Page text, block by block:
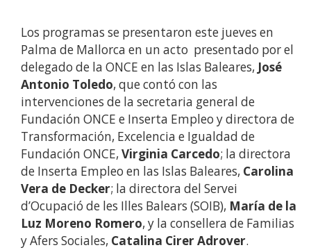
Los programas se presentaron este jueves en
Palma de Mallorca en un acto presentado por el
delegado de la ONCE en las Islas Baleares, José
Antonio Toledo, que contó con las
intervenciones de la secretaria general de
Fundación ONCE e Inserta Empleo y directora de
Transformación, Excelencia e Igualdad de
Fundación ONCE, Virginia Carcedo; la directora
de Inserta Empleo en las Islas Baleares, Carolina
Vera de Decker; la directora del Servei
d’Ocupació de les Illes Balears (SOIB), María de la
Luz Moreno Romero, y la consellera de Familias
y Afers Sociales, Catalina Cirer Adrover.